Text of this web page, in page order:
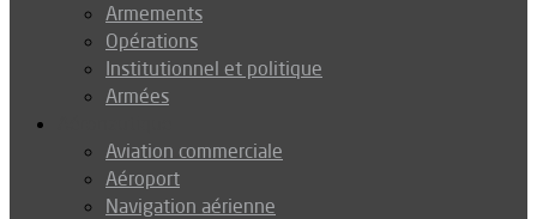
Armements
Opérations
Institutionnel et politique
Armées
Aviation commerciale
Aéroport
Navigation aérienne